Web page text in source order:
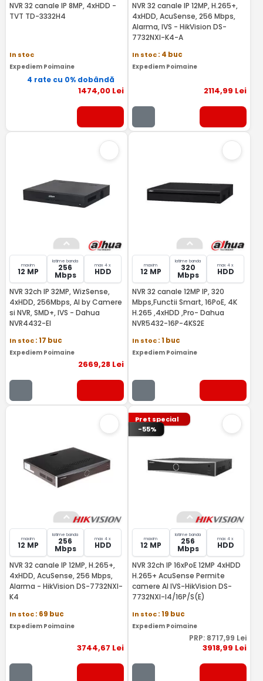
NVR 32 canale IP 8MP, 4xHDD -
TVT TD-3332H4
In stoc
Expediem Poimaine
4 rate cu 0% dobândă
1474,00Lei
NVR 32 canale IP 12MP, H.265+,
4xHDD, AcuSense, 256 Mbps,
Alarma, IVS - HikVision DS-
7732NXI-K4-A
In stoc: 4 buc
Expediem Poimaine
2114,99 Lei
maxim
12 MP
latime banda
256
Mbps
max 4 x
HDD
NVR 32ch IP 32MP, WizSense,
4xHDD, 256Mbps, AI by Camere
si NVR, SMD+, IVS - Dahua
NVR4432-EI
In stoc: 17 buc
Expediem Poimaine
2669,28Lei
maxim
12 MP
latime banda
320
Mbps
max 4 x
HDD
NVR 32 canale 12MP IP, 320
Mbps,Functii Smart, 16PoE, 4K
H.265 ,4xHDD ,Pro- Dahua
NVR5432-16P-4KS2E
In stoc: 1 buc
Expediem Poimaine
maxim
12 MP
latime banda
256
Mbps
max 4 x
HDD
NVR 32 canale IP 12MP, H.265+,
4xHDD, AcuSense, 256 Mbps,
Alarma - HikVision DS-7732NXI-
K4
In stoc: 69 buc
Expediem Poimaine
3744,67 Lei
Pret special
-55%
maxim
12 MP
latime banda
256
Mbps
max 4 x
HDD
NVR 32ch IP 16xPoE 12MP 4xHDD
H.265+ AcuSense Permite
camere AI IVS-HikVision DS-
7732NXI-I4/16P/S(E)
In stoc: 19 buc
Expediem Poimaine
PRP: 8717,99 Lei
3918,99 Lei